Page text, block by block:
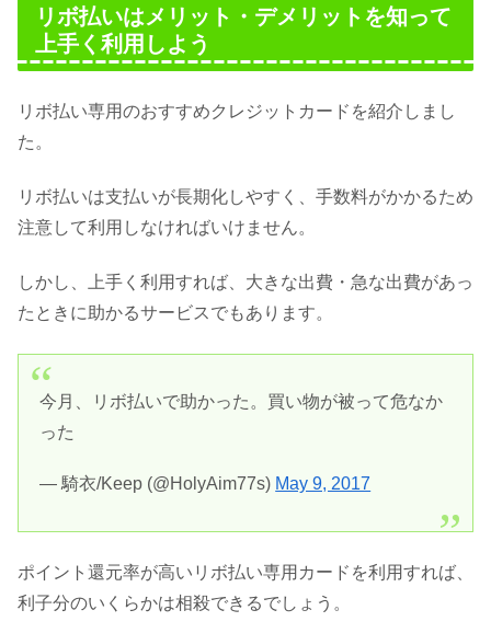
リボ払いはメリット・デメリットを知って
上手く利用しよう
リボ払い専用のおすすめクレジットカードを紹介しまし
た。
リボ払いは支払いが長期化しやすく、手数料がかかるため
注意して利用しなければいけません。
しかし、上手く利用すれば、大きな出費・急な出費があっ
たときに助かるサービスでもあります。
今月、リボ払いで助かった。買い物が被って危なか
った
— 騎衣/Keep (@HolyAim77s) May 9, 2017
ポイント還元率が高いリボ払い専用カードを利用すれば、
利子分のいくらかは相殺できるでしょう。